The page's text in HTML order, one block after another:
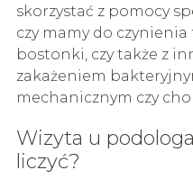
skorzystać z pomocy
czy mamy do
bostonki, czy także z
zakażeniem
mechanicznym czy
Wizyta u
liczyć?